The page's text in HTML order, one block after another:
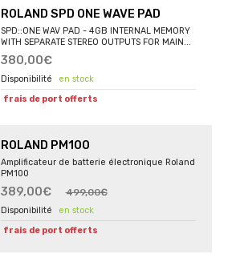
ROLAND SPD ONE WAVE PAD
SPD::ONE WAV PAD - 4GB INTERNAL MEMORY
WITH SEPARATE STEREO OUTPUTS FOR MAIN...
380,00€
en stock
frais de port offerts
ROLAND PM100
Amplificateur de batterie électronique Roland
PM100
389,00€ 499,00€
en stock
frais de port offerts